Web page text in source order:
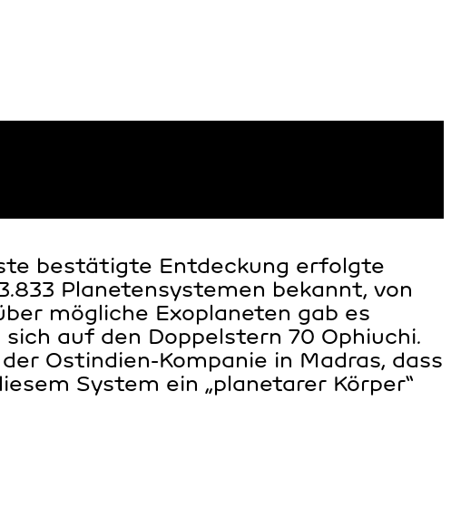
bestätigte Entdeckung erfolgte
Planetensystemen bekannt, von
mögliche Exoplaneten gab es
auf den Doppelstern 70 Ophiuchi.
Ostindien-Kompanie in Madras, dass
System ein „planetarer Körper“